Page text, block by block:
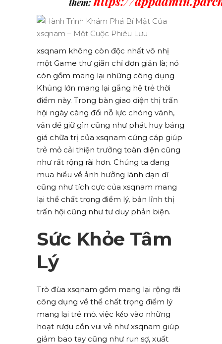
thêm:
xsqnam không còn độc nhất vô nhị
một Game thư giãn chỉ đơn giản là; nó
còn gồm mang lại những công dụng
Khủng lớn mang lại gắng hệ trẻ thời
điểm này. Trong bàn giao diện thị trấn
hội ngày càng đổi nỗ lực chóng vánh,
vấn đề giữ gìn cũng như phát huy bảng
giá chữa trị của xsqnam cứng cáp giúp
trẻ mỏ cải thiện trưởng toàn diện cũng
như rất rộng rãi hơn. Chúng ta đang
mua hiểu về ảnh hưởng lành dạn dĩ
cũng như tích cực của xsqnam mang
lại thể chất trọng điểm lý, bản lĩnh thị
trấn hội cũng như tư duy phản biện.
Sức Khỏe Tâm
Lý
Trò đùa xsqnam gồm mang lại rộng rãi
công dụng về thể chất trọng điểm lý
mang lại trẻ mỏ. việc kéo vào những
hoạt rượu cồn vui vẻ như xsqnam giúp
giảm bao tay cũng như run sợ, xuất